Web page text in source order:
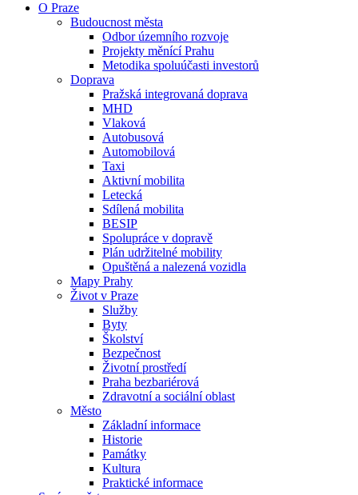
O Praze
Budoucnost města
Odbor územního rozvoje
Projekty měnící Prahu
Metodika spoluúčasti investorů
Doprava
Pražská integrovaná doprava
MHD
Vlaková
Autobusová
Automobilová
Taxi
Aktivní mobilita
Letecká
Sdílená mobilita
BESIP
Spolupráce v dopravě
Plán udržitelné mobility
Opuštěná a nalezená vozidla
Mapy Prahy
Život v Praze
Služby
Byty
Školství
Bezpečnost
Životní prostředí
Praha bezbariérová
Zdravotní a sociální oblast
Město
Základní informace
Historie
Památky
Kultura
Praktické informace